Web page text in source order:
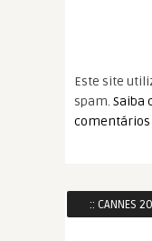
Este site
spam. Saiba
comentários
:: CANNES